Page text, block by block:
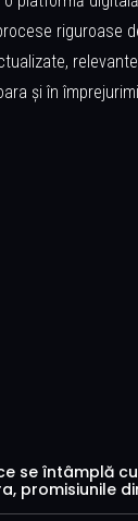
riguroase
și în
se întâmplă
promisiunile